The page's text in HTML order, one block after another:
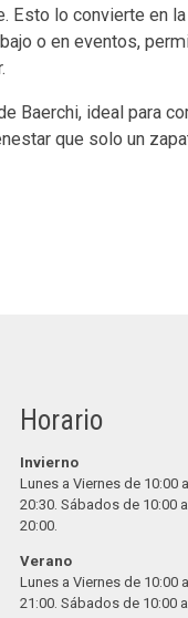
Esto lo convierte en
o en eventos,
Baerchi, ideal para
que solo un
Horario
Invierno
Lunes a Viernes de 10:00
20:30. Sábados de 10:00
20:00.
Verano
Lunes a Viernes de 10:00
21:00. Sábados de 10:00